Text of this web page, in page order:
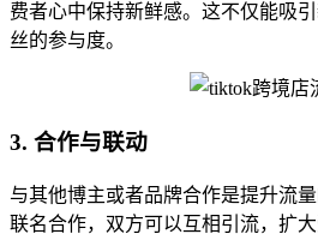
费者心中保持新鲜感。这不仅能吸
丝的参与度。
3. 合作与联动
与其他博主或者品牌合作是提升流
联名合作，双方可以互相引流，扩